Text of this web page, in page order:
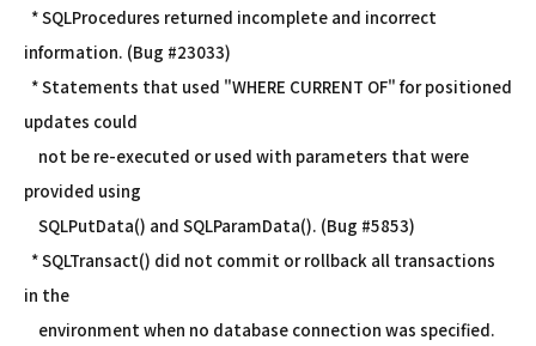
* SQLProcedures returned incomplete and incorrect
information. (Bug #23033)
* Statements that used "WHERE CURRENT OF" for positioned
updates could
not be re-executed or used with parameters that were
provided using
SQLPutData() and SQLParamData(). (Bug #5853)
* SQLTransact() did not commit or rollback all transactions
in the
environment when no database connection was specified.